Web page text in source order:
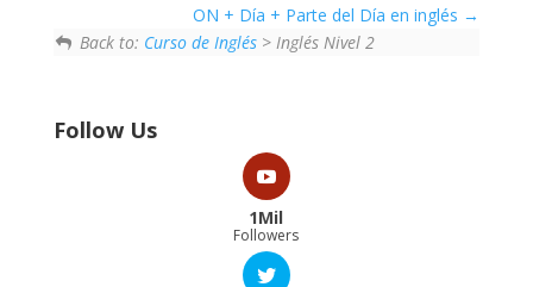
ON + Día + Parte del Día en inglés
Back to: Curso de Inglés > Inglés Nivel 2
Follow Us
1Mil
Followers